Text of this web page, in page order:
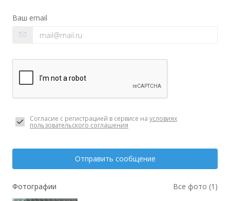
Ваш email
Согласие с регистрацией в сервисе на условиях
пользовательского соглашения
Отправить сообщение
Фотографии Все фото (1)